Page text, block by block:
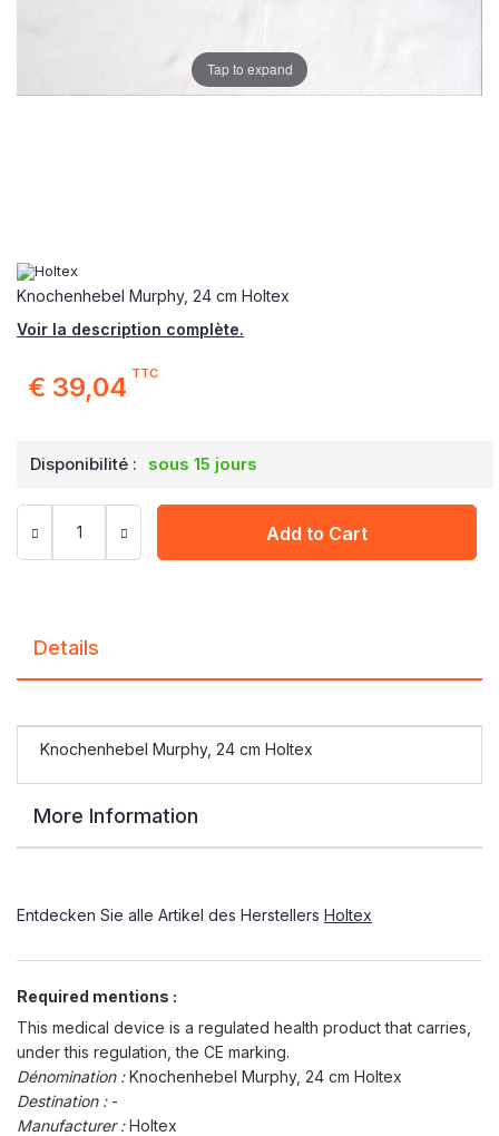
Knochenhebel Murphy, 24 cm Holtex
Voir la description complète.
€ 39,04 TTC
Disponibilité : sous 15 jours
Add to Cart
Tap to expand
Details
Knochenhebel Murphy, 24 cm Holtex
More Information
Entdecken Sie alle Artikel des Herstellers Holtex
Required mentions :
This medical device is a regulated health product that carries,
under this regulation, the CE marking.
Dénomination :Knochenhebel Murphy, 24 cm Holtex
Destination : -
Manufacturer :Holtex